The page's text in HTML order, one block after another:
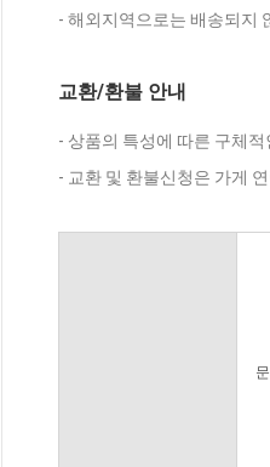
- 해외지역으로는 배송되지
교환/환불 안내
- 상품의 특성에 따른 구체
- 교환 및 환불신청은 가게